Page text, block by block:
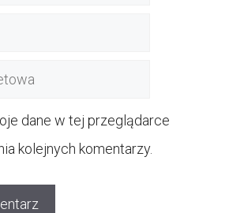
dane w tej przeglądarce
kolejnych komentarzy.